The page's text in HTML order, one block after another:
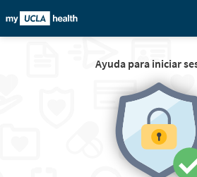
Ayuda para iniciar